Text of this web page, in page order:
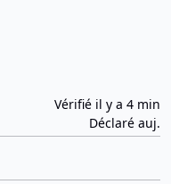
Vérifié il y a 4 min
Déclaré auj.